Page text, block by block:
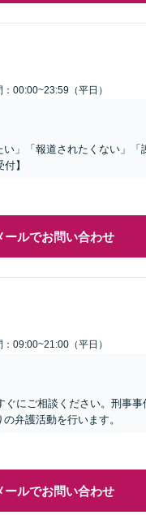
00:00~23:59（平日）
」「報道されたくない」「
】
ールでお問い合わせ
09:00~21:00（平日）
ぐにご相談ください。刑事
弁護活動を行います。
ールでお問い合わせ